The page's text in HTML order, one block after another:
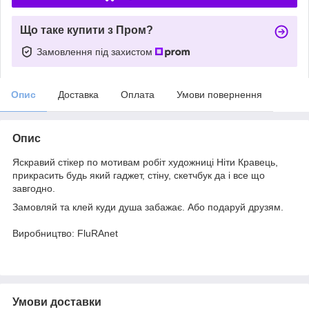
Що таке купити з Пром?
Замовлення під захистом
Опис Доставка Оплата Умови повернення
Опис
Яскравий стікер по мотивам робіт художниці Ніти Кравець,
прикрасить будь який гаджет, стіну, скетчбук да і все що
завгодно.
Замовляй та клей куди душа забажає. Або подаруй друзям.
Виробництво: FluRAnet
Умови доставки